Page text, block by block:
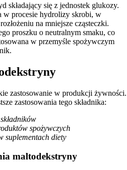
składający się z jednostek glukozy.
w procesie hydrolizy skrobi, w
na mniejsze cząsteczki.
proszku o neutralnym smaku, co
w przemyśle spożywczym
zastosowanie w produkcji żywności.
zastosowania tego składnika:
spożywczych
suplementach diety
maltodekstryny